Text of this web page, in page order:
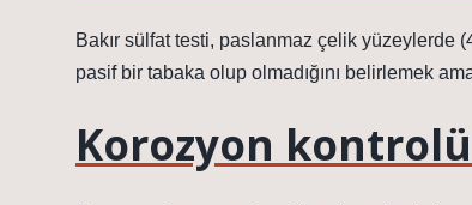
Bakır sülfat testi, paslanmaz çelik yüzeylerde
pasif bir tabaka olup olmadığını belirlemek
Korozyon